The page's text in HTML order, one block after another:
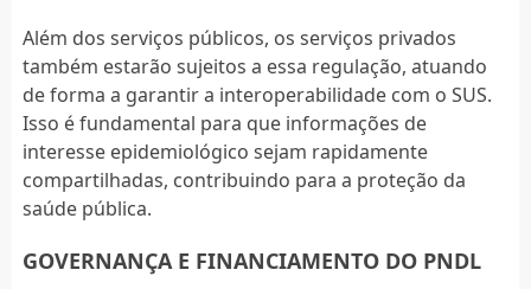
Além dos serviços públicos, os serviços privados
também estarão sujeitos a essa regulação, atuando
de forma a garantir a interoperabilidade com o SUS.
Isso é fundamental para que informações de
interesse epidemiológico sejam rapidamente
compartilhadas, contribuindo para a proteção da
saúde pública.
GOVERNANÇA E FINANCIAMENTO DO PNDL